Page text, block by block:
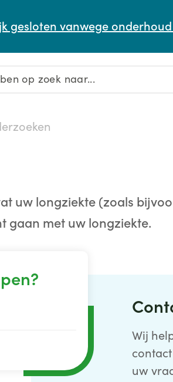
gesloten vanwege onderhoud
uw longziekte (zoals
gaan met uw longziekte.
Wij
uw